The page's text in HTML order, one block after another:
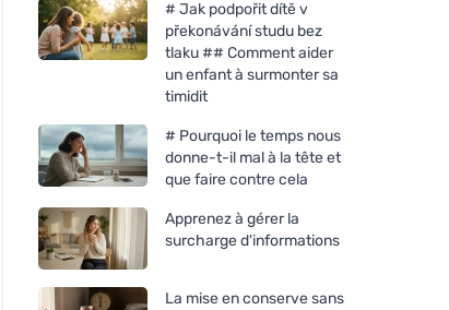
# Jak podpořit dítě v
překonávání studu bez
tlaku ## Comment aider
un enfant à surmonter sa
timidit
# Pourquoi le temps nous
donne-t-il mal à la tête et
que faire contre cela
Apprenez à gérer la
surcharge d'informations
La mise en conserve sans